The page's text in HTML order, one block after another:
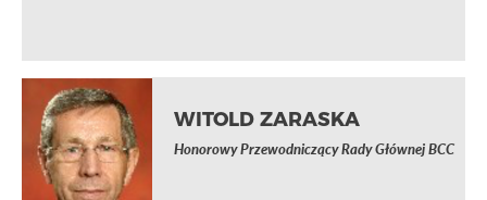
WITOLD ZARASKA
Honorowy Przewodniczący Rady Głównej BCC